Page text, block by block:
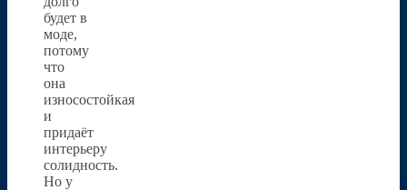
будет в
моде,
потому
что
она
износостойкая
и
придаёт
интерьеру
солидность.
Но у